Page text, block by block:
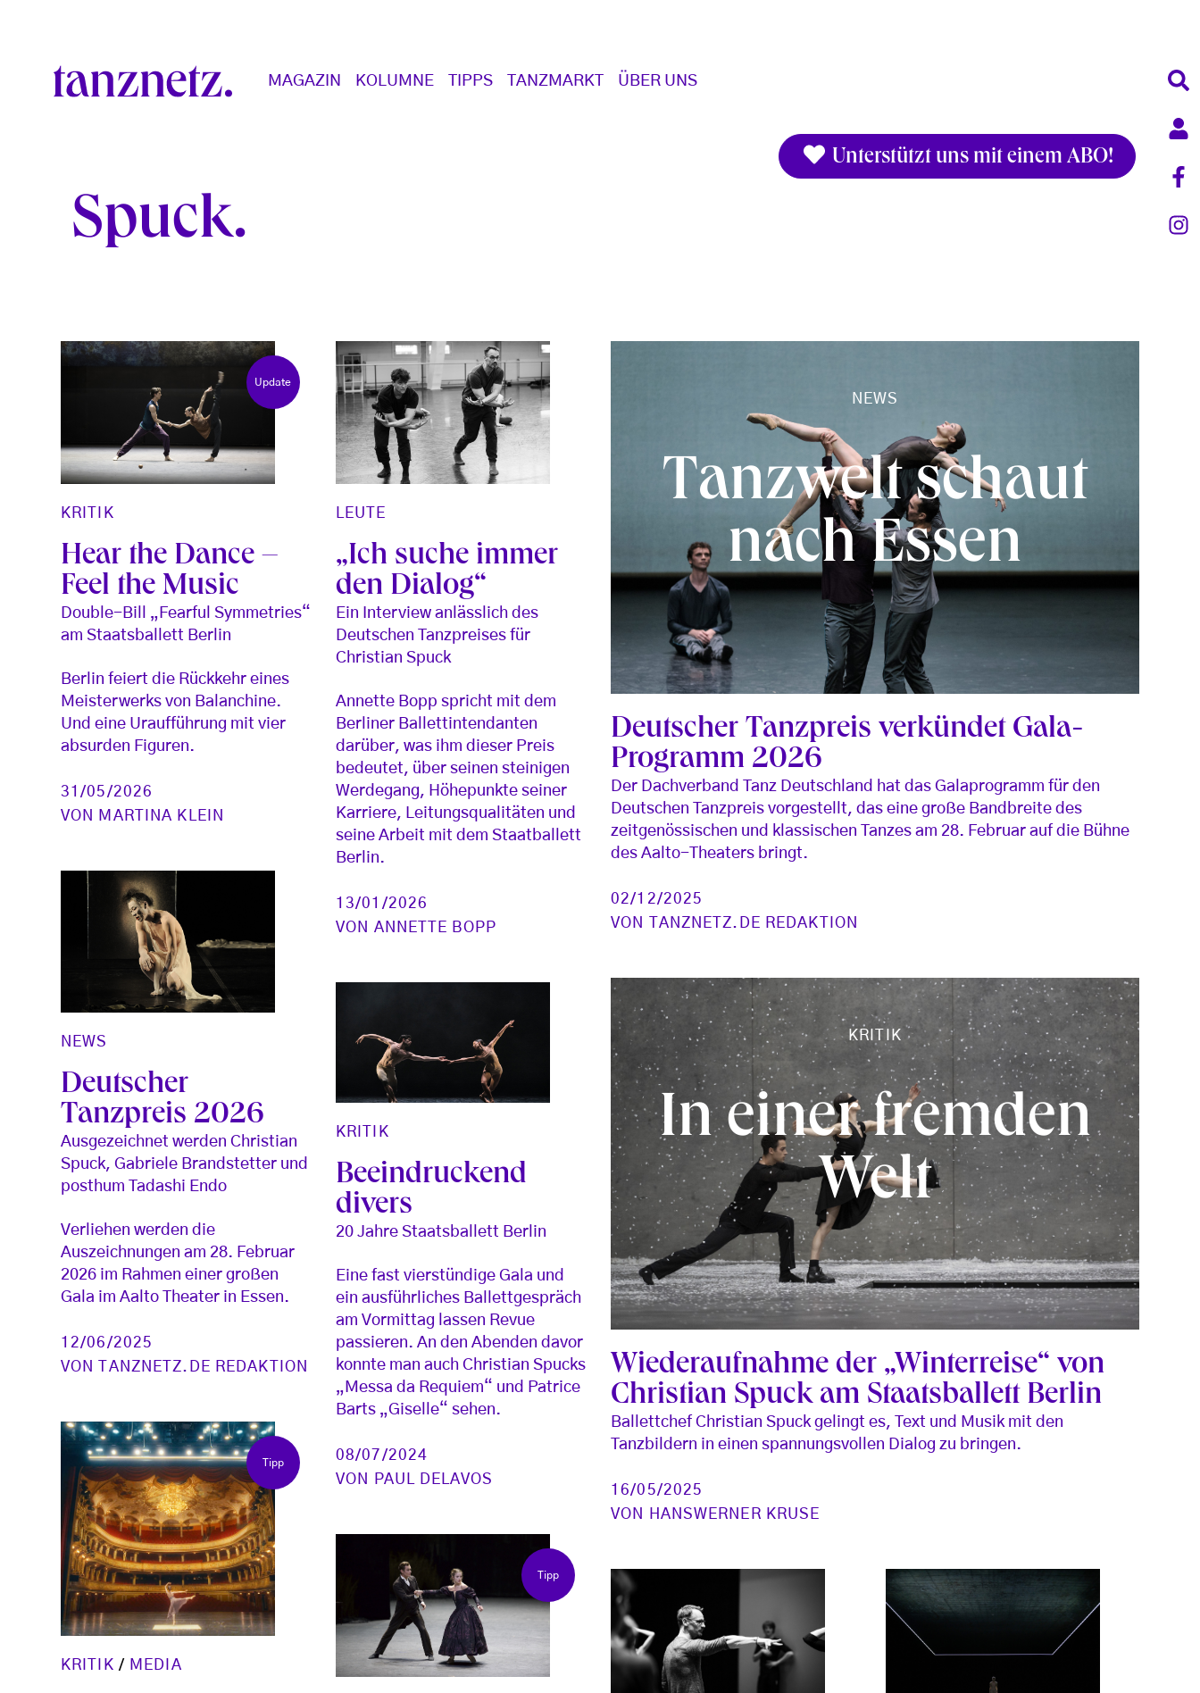
Main navigation
MAGAZIN KOLUMNE TIPPS TANZMARKT ÜBER UNS
Unterstützt uns mit einem ABO!
Spuck
Update
KRITIK
Hear the Dance –
Feel the Music
Double-Bill „Fearful Symmetries“
am Staatsballett Berlin
Berlin feiert die Rückkehr eines
Meisterwerks von Balanchine.
Und eine Uraufführung mit vier
absurden Figuren.
31/05/2026
VON
MARTINA KLEIN
LEUTE
„Ich suche immer
den Dialog“
Ein Interview anlässlich des
Deutschen Tanzpreises für
Christian Spuck
Annette Bopp spricht mit dem
Berliner Ballettintendanten
darüber, was ihm dieser Preis
bedeutet, über seinen steinigen
Werdegang, Höhepunkte seiner
Karriere, Leitungsqualitäten und
seine Arbeit mit dem Staatballett
Berlin.
13/01/2026
VON ANNETTE BOPP
NEWS
Tanzwelt schaut
nach Essen
Deutscher Tanzpreis verkündet Gala-
Programm 2026
Der Dachverband Tanz Deutschland hat das Galaprogramm für den
Deutschen Tanzpreis vorgestellt, das eine große Bandbreite des
zeitgenössischen und klassischen Tanzes am 28. Februar auf die Bühne
des Aalto-Theaters bringt.
02/12/2025
VON
TANZNETZ.DE REDAKTION
NEWS
Deutscher
Tanzpreis 2026
Ausgezeichnet werden Christian
Spuck, Gabriele Brandstetter und
posthum Tadashi Endo
Verliehen werden die
Auszeichnungen am 28. Februar
2026 im Rahmen einer großen
Gala im Aalto Theater in Essen.
12/06/2025
VON
TANZNETZ.DE REDAKTION
KRITIK
In einer fremden
Welt
Wiederaufnahme der „Winterreise“ von
Christian Spuck am Staatsballett Berlin
Ballettchef Christian Spuck gelingt es, Text und Musik mit den
Tanzbildern in einen spannungsvollen Dialog zu bringen.
16/05/2025
VON
HANSWERNER KRUSE
KRITIK
Beeindruckend
divers
20 Jahre Staatsballett Berlin
Eine fast vierstündige Gala und
ein ausführliches Ballettgespräch
am Vormittag lassen Revue
passieren. An den Abenden davor
konnte man auch Christian Spucks
„Messa da Requiem“ und Patrice
Barts „Giselle“ sehen.
08/07/2024
VON
PAUL DELAVOS
Tipp
KRITIK / MEDIA
Tipp